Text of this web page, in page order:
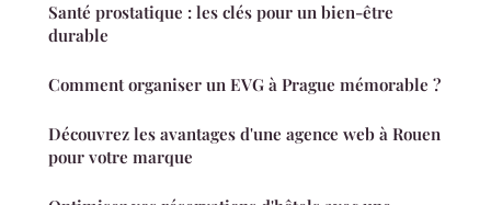
Santé prostatique : les clés pour un bien-être
durable
Comment organiser un EVG à Prague mémorable ?
Découvrez les avantages d'une agence web à Rouen
pour votre marque